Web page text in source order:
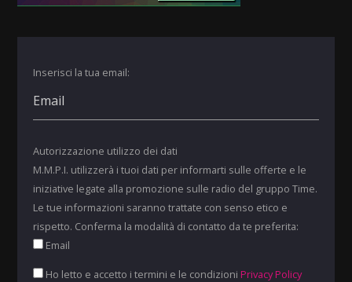
Inserisci la tua email:
Autorizzazione utilizzo dei dati
M.M.P.I. utilizzerà i tuoi dati per informarti sulle offerte e le
iniziative legate alla promozione sulle radio del gruppo Time.
Le tue informazioni saranno trattate con senso etico e
rispetto. Conferma la modalità di contatto da te preferita:
Email
Ho letto e accetto i termini e le condizioni Privacy Policy